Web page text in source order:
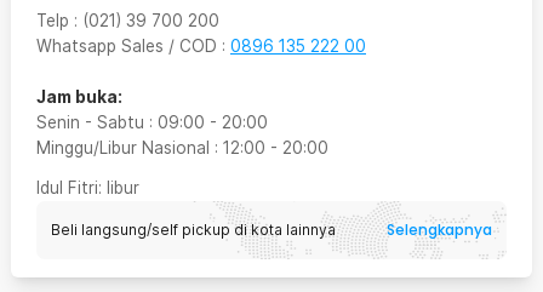
Telp : (021) 39 700 200
Whatsapp Sales / COD : 0896 135 222 00
Jam buka:
Senin - Sabtu : 09:00 - 20:00
Minggu/Libur Nasional : 12:00 - 20:00
Idul Fitri: libur
Beli langsung/self pickup di kota lainnya Selengkapnya